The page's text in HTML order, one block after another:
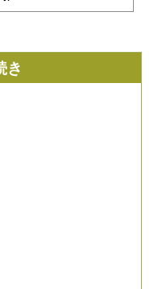
き